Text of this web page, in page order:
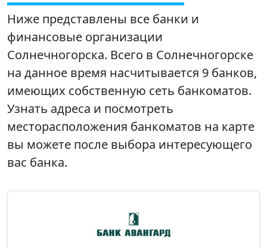
Ниже представлены все банки и
финансовые организации
Солнечногорска. Всего в Солнечногорске
на данное время насчитывается 9 банков,
имеющих собственную сеть банкоматов.
Узнать адреса и посмотреть
месторасположения банкоматов на карте
вы можете после выбора интересующего
вас банка.